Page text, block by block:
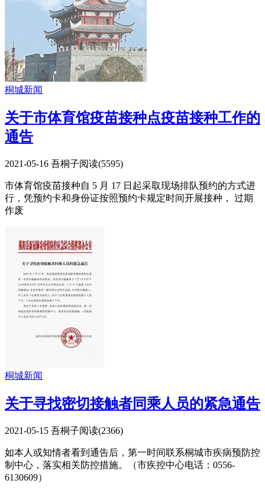
桐城新闻
关于市体育馆疫苗接种点疫苗接种工作的
通告
2021-05-16 吾桐子阅读(5595)
市体育馆疫苗接种自 5 月 17 日起采取现场排队预约的方式进
行，凭预约卡和身份证按照预约卡规定时间开展接种， 过期
作废
桐城新闻
关于寻找密切接触者同乘人员的紧急通告
2021-05-15 吾桐子阅读(2366)
如本人或知情者看到通告后，第一时间联系桐城市疾病预防控
制中心，落实相关防控措施。（市疾控中心电话：0556-
6130609）